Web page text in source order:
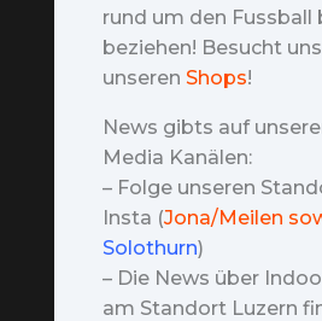
rund um den Fussball
beziehen! Besucht
unseren Shops!
News gibts auf
Media Kanälen:
– Folge unseren
Insta (Jona/Meilen
Solothurn)
– Die News über
am Standort Luzern